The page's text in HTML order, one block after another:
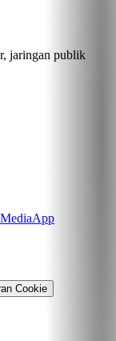
jaringan publik
App
Cookie